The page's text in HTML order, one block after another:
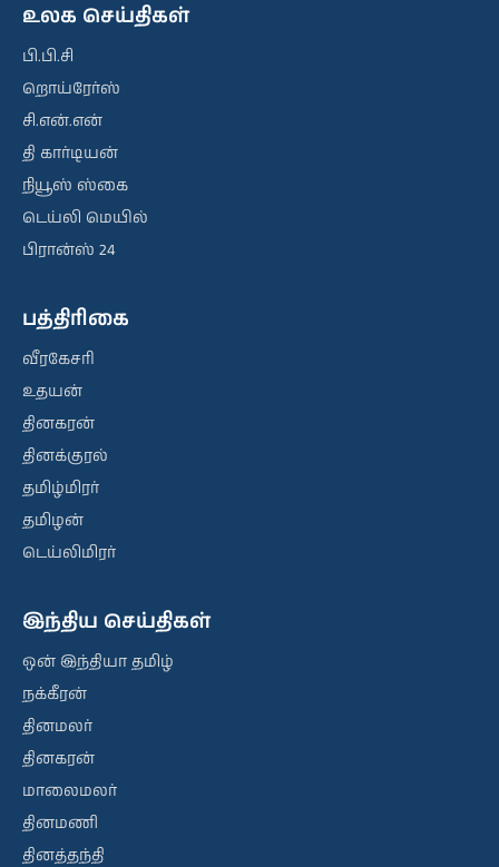
உலக செய்திகள்
பி.பி.சி
றொய்ரேர்ஸ்
சி.என்.என்
தி கார்டியன்
நியூஸ் ஸ்கை
டெய்லி மெயில்
பிரான்ஸ் 24
பத்திரிகை
வீரகேசரி
உதயன்
தினகரன்
தினக்குரல்
தமிழ்மிரர்
தமிழன்
டெய்லிமிரர்
இந்திய செய்திகள்
ஒன் இந்தியா தமிழ்
நக்கீரன்
தினமலர்
தினகரன்
மாலைமலர்
தினமணி
தினத்தந்தி